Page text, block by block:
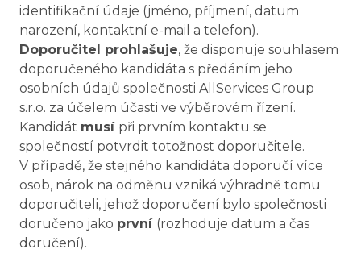
identifikační údaje (jméno, příjmení, datum
narození, kontaktní e-mail a telefon).
Doporučitel prohlašuje, že disponuje souhlasem
doporučeného kandidáta s předáním jeho
osobních údajů společnosti AllServices Group
s.r.o. za účelem účasti ve výběrovém řízení.
Kandidát musí při prvním kontaktu se
společností potvrdit totožnost doporučitele.
V případě, že stejného kandidáta doporučí více
osob, nárok na odměnu vzniká výhradně tomu
doporučiteli, jehož doporučení bylo společnosti
doručeno jako první (rozhoduje datum a čas
doručení).